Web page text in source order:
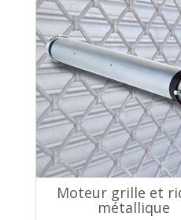
Moteur grille et
métallique